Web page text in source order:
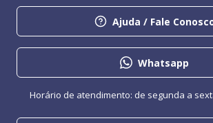
Ajuda / Fale
Whatsapp
Horário de atendimento: de segunda a